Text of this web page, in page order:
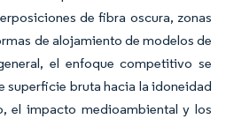
de fibra oscura, zonas
de alojamiento de modelos de
el enfoque competitivo se
superficie bruta hacia la idoneidad
el impacto medioambiental y los